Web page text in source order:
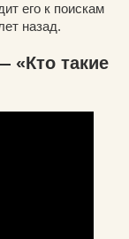
его к поискам
назад.
«Кто такие